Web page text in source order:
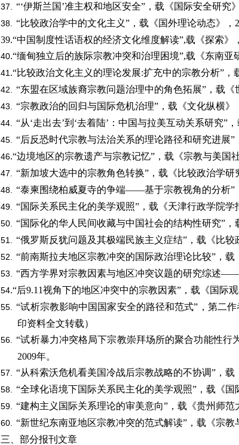
37. “‘伊斯兰国’准主权和地区安全”，载《国际安全研究》
38. “比较政治学中的文化主义”，载《国外理论动态》，
39.“中国制度性话语权的经济文化维度解读”,载《探索》，
40.“缅甸独立后的族际宗教冲突和治理困境”,载《东南亚
41 .“比较政治文化主义的理论发展:扩充中的宗教分析”，
42. “东盟在区域族裔宗教问题治理中的角色拓展”，载《
43. “宗教政治的回归与国际危机治理”，载《文化纵横》
44. “从‘走出去’到‘去着陆’：中国与拉美互动关系研究”
45. “后反恐时代宗教与法治关系的理论路径和研究进展
46.“边境地区的宗教遗产与宗教记忆”，载《宗教与美国
47. “新加坡大选中的宗教角色转换”，载《比较政治学研
48. “泰柬围绕柏威夏寺的争端——基于宗教视角的分析”
49. “国际关系民主化的美学观照”，载《天津行政学院学
50. “国际化的华人民间收藏与中国社会的结构性研究”，
51. “俄罗斯反犹问题及其极端民族主义症结”，载《比较
52. “前南斯拉夫地区宗教冲突的国际政治理论比较”，
53. “西方学界对宗教因素与地区冲突议题的研究综述
54.“后9.11视角下的地区冲突中的宗教因素”，载《国际观
55. “试析宗教影响中国国家安全的路径和范式”，第二
印资料全文转载）
56. “试析暴力冲突格局下宗教崇拜场所的聚合功能性
2009年。
57. “从科索沃危机看美国冷战后宗教战略的不协调”，载
58. “全球化语境下国际关系民主化的美学观照”，载《国
59. “建构主义国际关系理论的审美意向”，载《贵州师范
60. “新世纪东南亚地区宗教冲突的范式解读”，载《宗教
三、部分报刊文章